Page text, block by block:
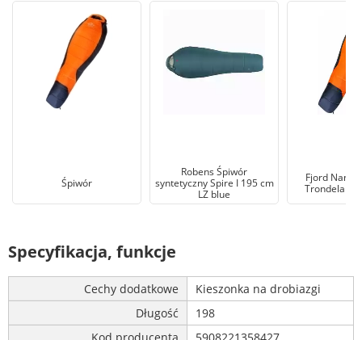
Śpiwór
Robens Śpiwór
syntetyczny Spire I 195 cm
LZ blue
Fjord
Trondeland
Specyfikacja, funkcje
Cechy dodatkowe
Kieszonka na drobiazgi
Długość
198